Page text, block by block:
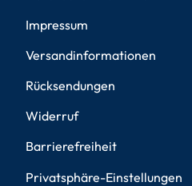
Impressum
Versandinformationen
Rücksendungen
Widerruf
Barrierefreiheit
Privatsphäre-Einstellungen